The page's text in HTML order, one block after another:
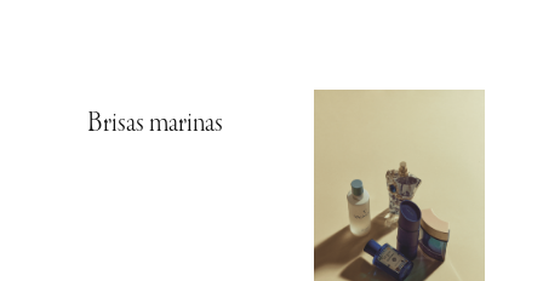
Brisas marinas